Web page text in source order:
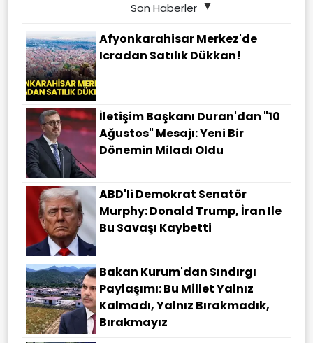
Son Haberler
Afyonkarahisar Merkez'de
Icradan Satılık Dükkan!
İletişim Başkanı Duran'dan "10
Ağustos" Mesajı: Yeni Bir
Dönemin Miladı Oldu
ABD'li Demokrat Senatör
Murphy: Donald Trump, İran Ile
Bu Savaşı Kaybetti
Bakan Kurum'dan Sındırgı
Paylaşımı: Bu Millet Yalnız
Kalmadı, Yalnız Bırakmadık,
Bırakmayız